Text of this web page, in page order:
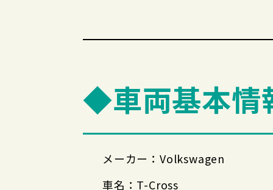
◆車両基本情
メーカー：Volkswagen
車名：T-Cross